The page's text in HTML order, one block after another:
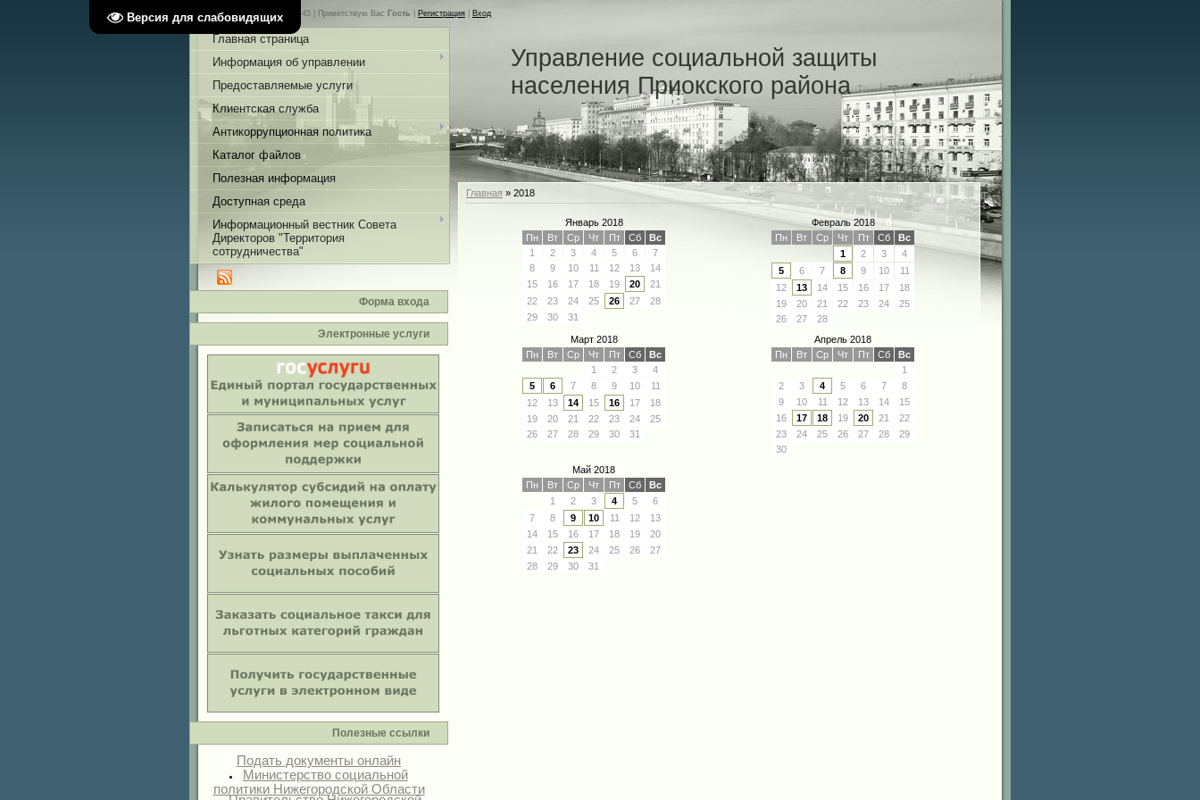
Версия для слабовидящих
Пятница, 07.08.2026, 01:45 | Приветствую Вас Гость Регистрация Вход
Главная страница
Информация об управлении
Предоставляемые услуги
Клиентская служба
Антикоррупционная политика
Каталог файлов
Полезная информация
Доступная среда
Информационный вестник Совета
Директоров "Территория
сотрудничества"
Форма входа
Электронные услуги
Полезные ссылки
Подать документы онлайн
Министерство социальной
политики Нижегородской Области
Управление социальной защиты
населения Приокского района
Главная » 2018
Январь 2018
Пн
Вт Ср Чт Пт Сб
Вс
1
2 3 4 5 6
7
8
9 10 11 12 13
14
15
16 17 18 19 20
21
22
23 24 25 26 27
28
29
30 31
Февраль 2018
Пн
Вт Ср Чт Пт Сб
Вс
1
2 3
4
5
6 7 8 9 10
11
12
13 14 15 16 17
18
19
20 21 22 23 24
25
26
27
28
Март 2018
Пн
Вт Ср Чт Пт Сб
Вс
1
2 3
4
5
6 7 8 9 10
11
12
13 14 15 16 17
18
19
20 21 22 23 24
25
26
27 28 29 30 31
Апрель 2018
Пн
Вт Ср Чт Пт Сб
Вс
1
2
3 4 5 6 7
8
9
10 11 12 13 14
15
16
17 18 19 20 21
22
23
24 25 26 27 28
29
30
Май 2018
Пн
Вт Ср Чт Пт Сб
Вс
1
2 3 4 5
6
7
8 9 10 11 12
13
14
15 16 17 18 19
20
21
22 23 24 25 26
27
28
29 30 31